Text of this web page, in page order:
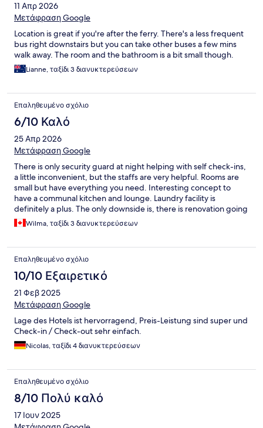
11 Απρ 2026
Μετάφραση Google
Location is great if you're after the ferry. There's a less frequent
bus right downstairs but you can take other buses a few mins
walk away. The room and the bathroom is a bit small though.
Lianne, ταξίδι 3 διανυκτερεύσεων
Επαληθευμένο σχόλιο
6/10 Καλό
25 Απρ 2026
Μετάφραση Google
There is only security guard at night helping with self check-ins,
a little inconvenient, but the staffs are very helpful. Rooms are
small but have everything you need. Interesting concept to
have a communal kitchen and lounge. Laundry facility is
definitely a plus. The only downside is, there is renovation going
on 3rd floor while we stay, but the hotel didn’t blocked off the
unsightly mess.
Wilma, ταξίδι 3 διανυκτερεύσεων
Επαληθευμένο σχόλιο
10/10 Εξαιρετικό
21 Φεβ 2025
Μετάφραση Google
Lage des Hotels ist hervorragend, Preis-Leistung sind super und
Check-in / Check-out sehr einfach.
Nicolas, ταξίδι 4 διανυκτερεύσεων
Επαληθευμένο σχόλιο
8/10 Πολύ καλό
17 Ιουν 2025